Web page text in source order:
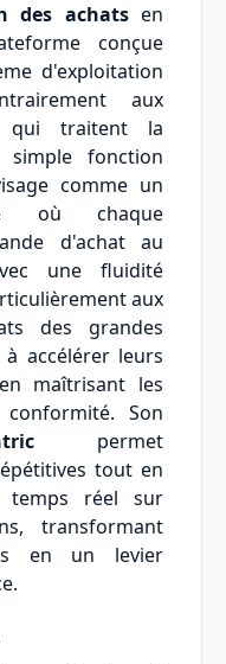
des achatsen
conçue
d'exploitation
aux
qui traitent la
fonction
comme un
où chaque
d'achat au
une fluidité
aux
des grandes
accélérer leurs
maîtrisant les
Son
permet
tout en
temps réel sur
transformant
en un levier